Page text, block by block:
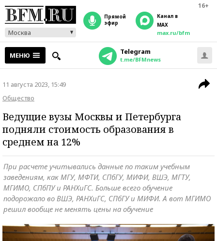
16+
Москва
прямой
эфир
Канал в
MAX
max.ru/bfm
МЕНЮ Telegram
t.me/BFMnews
11 августа 2023, 15:49
Общество
Ведущие вузы Москвы и Петербурга
подняли стоимость образования в
среднем на 12%
При расчете учитывались данные по таким учебным
заведениям, как МГУ, МФТИ, СПбГУ, МИФИ, ВШЭ, МГТУ,
МГИМО, СПбПУ и РАНХиГС. Больше всего обучение
подорожало во ВШЭ, РАНХиГС, СПбГУ и МИФИ. А вот МГИМО
решил вообще не менять цены на обучение